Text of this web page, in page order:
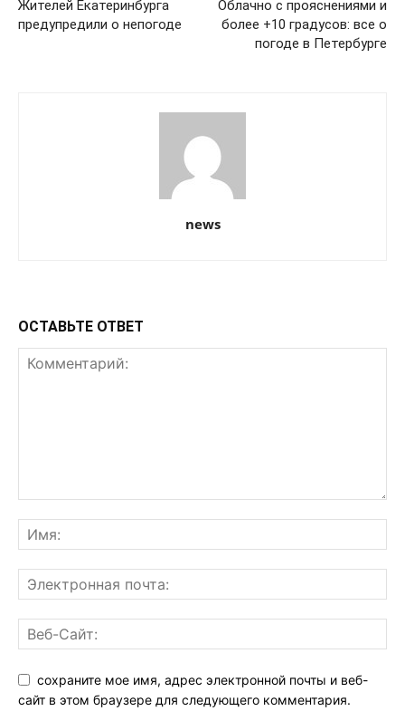
Жителей Екатеринбурга
предупредили о непогоде
Облачно с прояснениями и
более +10 градусов: все о
погоде в Петербурге
news
ОСТАВЬТЕ ОТВЕТ
сохраните мое имя, адрес электронной почты и веб-
сайт в этом браузере для следующего комментария.